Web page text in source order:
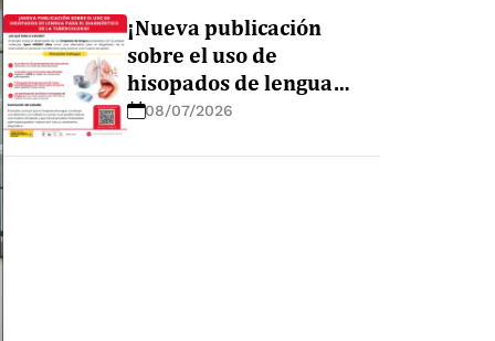
¡Nueva publicación
sobre el uso de
hisopados de lengua
para el diagnóstico de la
08/07/2026